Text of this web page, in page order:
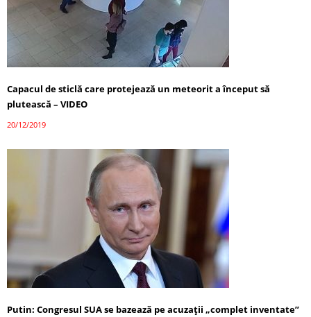
Capacul de sticlă care protejează un meteorit a început să
plutească – VIDEO
20/12/2019
Putin: Congresul SUA se bazează pe acuzaţii „complet inventate”